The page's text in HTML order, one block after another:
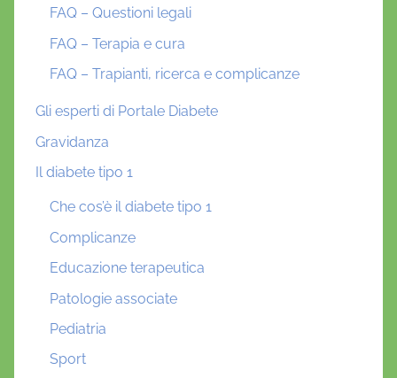
FAQ – Questioni legali
FAQ – Terapia e cura
FAQ – Trapianti, ricerca e complicanze
Gli esperti di Portale Diabete
Gravidanza
Il diabete tipo 1
Che cos’è il diabete tipo 1
Complicanze
Educazione terapeutica
Patologie associate
Pediatria
Sport